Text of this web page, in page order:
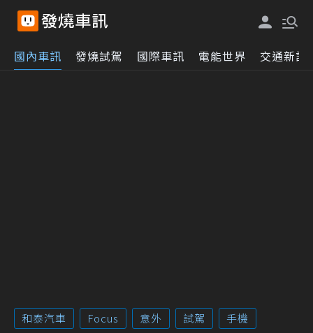
國內車訊 發燒試駕 國際車訊 電能世界 交通新訊
和泰汽車 Focus 意外 試駕 手機